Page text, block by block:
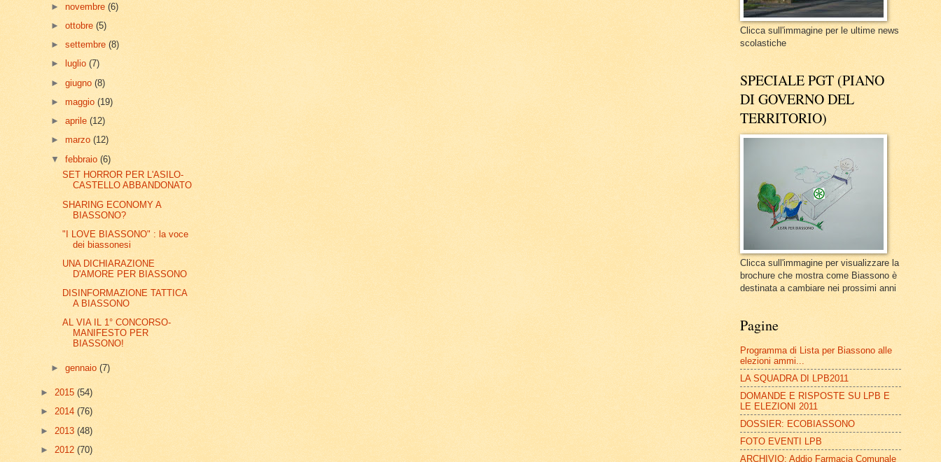
► novembre(6)
►ottobre(5)
►settembre(8)
►
luglio(7)
►giugno(8)
►maggio(19)
►aprile(12)
► marzo(12)
▼febbraio(6)
SET HORROR PER L'ASILO-
CASTELLO ABBANDONATO
SHARING ECONOMY A
BIASSONO?
"I LOVE BIASSONO" : la voce
dei biassonesi
UNA DICHIARAZIONE
D'AMORE PER BIASSONO
DISINFORMAZIONE TATTICA
A BIASSONO
AL VIA IL 1° CONCORSO-
MANIFESTO PER
BIASSONO!
►gennaio(7)
► 2015 (54)
► 2014 (76)
► 2013 (48)
► 2012 (70)
Clicca sull'immagine per le ultime news
scolastiche
SPECIALE PGT (PIANO
DI GOVERNO DEL
TERRITORIO)
Clicca sull'immagine per visualizzare la
brochure che mostra come Biassono è
destinata a cambiare nei prossimi anni
Pagine
Programma di Lista per Biassono alle
elezioni ammi...
LA SQUADRA DI LPB2011
DOMANDE E RISPOSTE SU LPB E
LE ELEZIONI 2011
DOSSIER: ECOBIASSONO
FOTO EVENTI LPB
ARCHIVIO: Addio Farmacia Comunale